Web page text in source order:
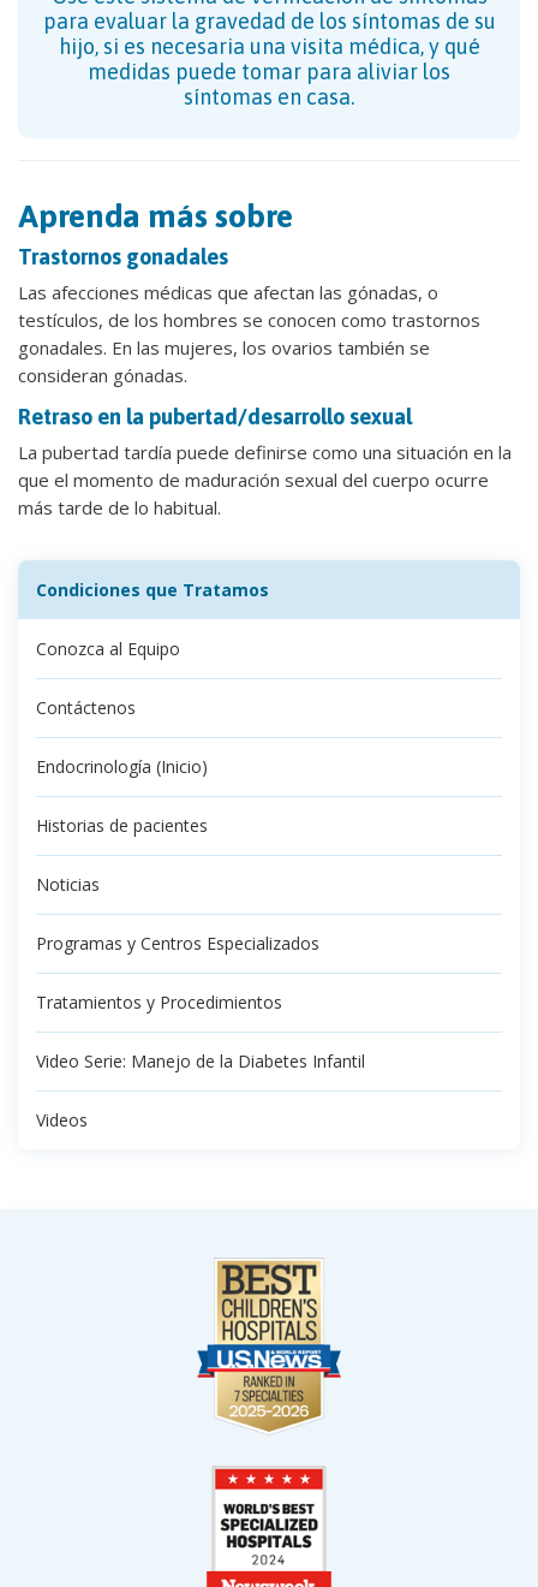
para evaluar la gravedad de los síntomas de su
hijo, si es necesaria una visita médica, y qué
medidas puede tomar para aliviar los
síntomas en casa.
Aprenda más sobre
Trastornos gonadales
Las afecciones médicas que afectan las gónadas, o
testículos, de los hombres se conocen como trastornos
gonadales. En las mujeres, los ovarios también se
consideran gónadas.
Retraso en la pubertad/desarrollo sexual
La pubertad tardía puede definirse como una situación en la
que el momento de maduración sexual del cuerpo ocurre
más tarde de lo habitual.
Condiciones que Tratamos
Conozca al Equipo
Contáctenos
Endocrinología (Inicio)
Historias de pacientes
Noticias
Programas y Centros Especializados
Tratamientos y Procedimientos
Video Serie: Manejo de la Diabetes Infantil
Videos